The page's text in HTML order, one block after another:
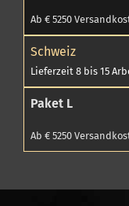
Ab € 5250
Schweiz
Lieferzeit 8 bis 15
Paket L
Ab € 5250